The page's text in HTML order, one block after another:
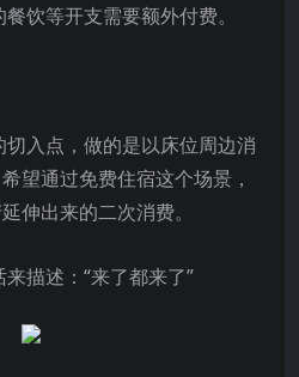
饮等开支需要额外付费。
入点，做的是以床位周边消
望通过免费住宿这个场景，
伸出来的二次消费。
描述：“来了都来了”